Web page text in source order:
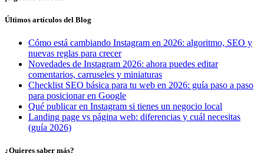
Últimos artículos del Blog
Cómo está cambiando Instagram en 2026: algoritmo, SEO y
nuevas reglas para crecer
Novedades de Instagram 2026: ahora puedes editar
comentarios, carruseles y miniaturas
Checklist SEO básica para tu web en 2026: guía paso a paso
para posicionar en Google
Qué publicar en Instagram si tienes un negocio local
Landing page vs página web: diferencias y cuál necesitas
(guía 2026)
¿Quieres saber más?